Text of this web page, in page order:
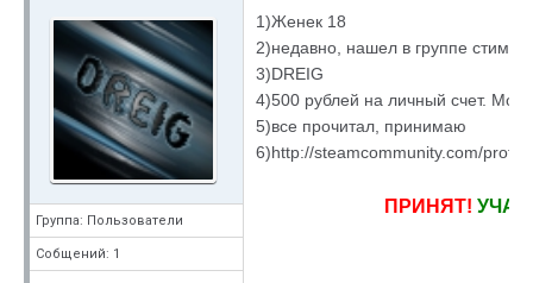
Группа: Пользователи
Собщений: 1
1)Женек 18
2)недавно, нашел в группе стим
3)DREIG
4)500 рублей на личный счет.
5)все прочитал, принимаю
6)http://steamcommunity.com/
ПРИНЯТ!